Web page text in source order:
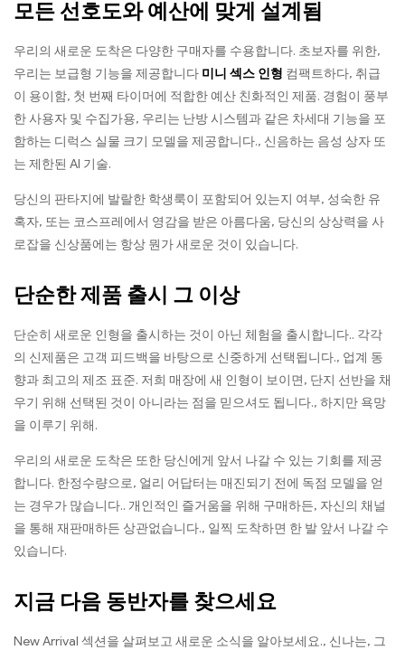
모든 선호도와 예산에 맞게 설계됨
우리의 새로운 도착은 다양한 구매자를 수용합니다. 초보자를 위한,
우리는 보급형 기능을 제공합니다 미니 섹스 인형 컴팩트하다, 취급
이 용이함, 첫 번째 타이머에 적합한 예산 친화적인 제품. 경험이 풍부
한 사용자 및 수집가용, 우리는 난방 시스템과 같은 차세대 기능을 포
함하는 디럭스 실물 크기 모델을 제공합니다., 신음하는 음성 상자 또
는 제한된 AI 기술.
당신의 판타지에 발랄한 학생룩이 포함되어 있는지 여부, 성숙한 유
혹자, 또는 코스프레에서 영감을 받은 아름다움, 당신의 상상력을 사
로잡을 신상품에는 항상 뭔가 새로운 것이 있습니다.
단순한 제품 출시 그 이상
단순히 새로운 인형을 출시하는 것이 아닌 체험을 출시합니다.. 각각
의 신제품은 고객 피드백을 바탕으로 신중하게 선택됩니다., 업계 동
향과 최고의 제조 표준. 저희 매장에 새 인형이 보이면, 단지 선반을 채
우기 위해 선택된 것이 아니라는 점을 믿으셔도 됩니다., 하지만 욕망
을 이루기 위해.
우리의 새로운 도착은 또한 당신에게 앞서 나갈 수 있는 기회를 제공
합니다. 한정수량으로, 얼리 어답터는 매진되기 전에 독점 모델을 얻
는 경우가 많습니다.. 개인적인 즐거움을 위해 구매하든, 자신의 채널
을 통해 재판매하든 상관없습니다., 일찍 도착하면 한 발 앞서 나갈 수
있습니다.
지금 다음 동반자를 찾으세요
New Arrival 섹션을 살펴보고 새로운 소식을 알아보세요., 신나는, 그